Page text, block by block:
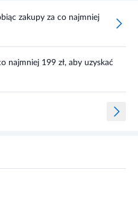
zakupy za co najmniej
najmniej 199 zł, aby uzyskać